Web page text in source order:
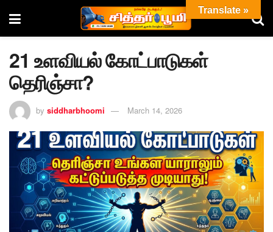
21 உளவியல் கோட்பாடுகள்
தெரிஞ்சா?
by siddharbhoomi March 14, 2026
Translate »